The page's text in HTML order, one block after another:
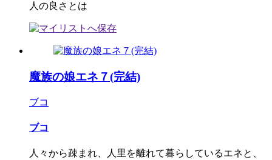
人の良さとは
魔族の娘エネ７(完結)
ブコ
ブコ
人々から疎まれ、人里を離れて暮らしているエネと、